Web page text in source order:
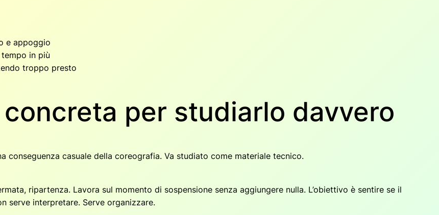
e appoggio
in più
troppo presto
per studiarlo davvero
conseguenza casuale della coreografia. Va studiato come materiale tecnico.
ripartenza. Lavora sul momento di sospensione senza aggiungere nulla. L’obiettivo è sentire se il
serve interpretare. Serve organizzare.